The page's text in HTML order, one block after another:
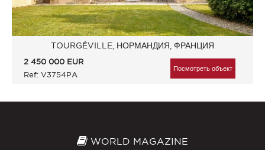
TOURGÉVILLE, НОРМАНДИЯ, ФРАНЦИЯ
2 450 000 EUR
Ref: V3754PA
Посмотреть объект
WORLD MAGAZINE